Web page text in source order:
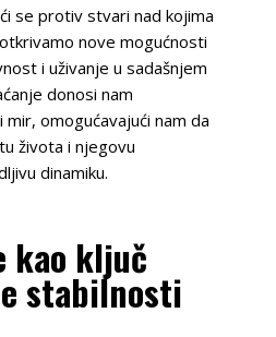
se protiv stvari nad kojima
nove mogućnosti
i uživanje u sadašnjem
donosi nam
omogućavajući nam da
života i njegovu
dinamiku.
kao ključ
stabilnosti